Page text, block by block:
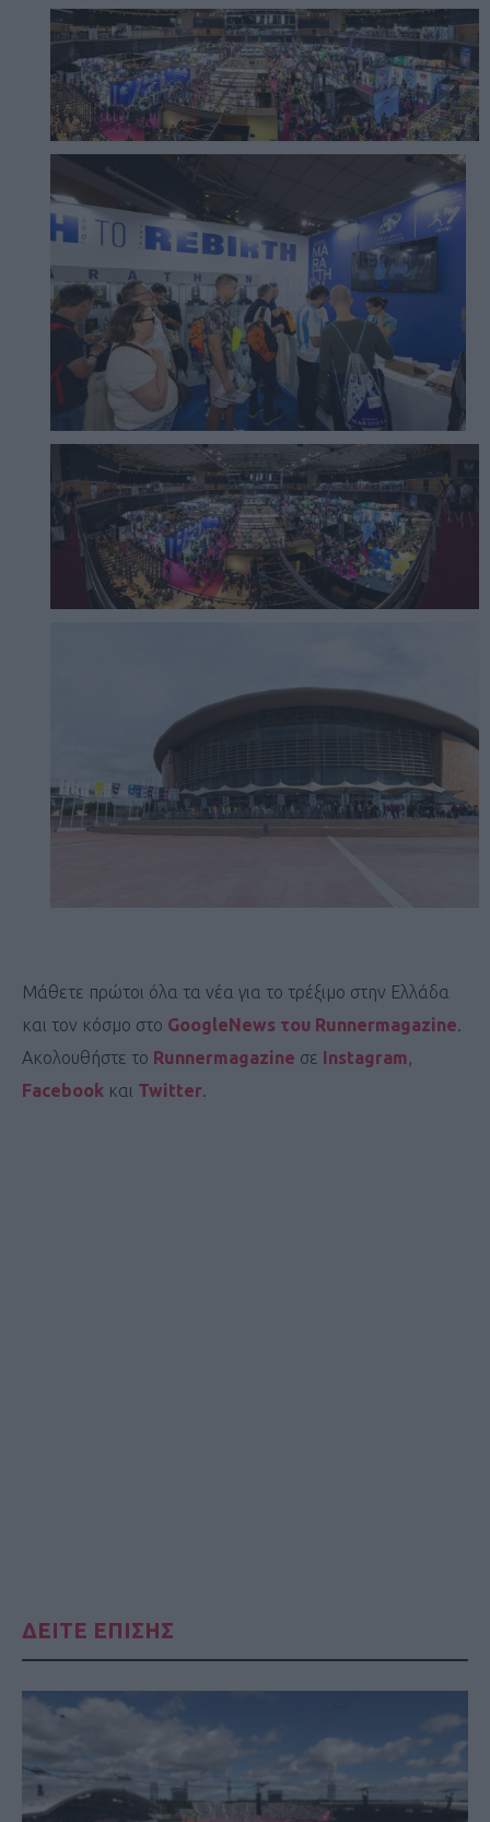
Μάθετε πρώτοι όλα τα νέα για το τρέξιμο στην Ελλάδα
και τον κόσμο στο GoogleNews του Runnermagazine.
Ακολουθήστε το Runnermagazine σε Instagram,
Facebook και Twitter.
ΔΕΙΤΕ ΕΠΙΣΗΣ